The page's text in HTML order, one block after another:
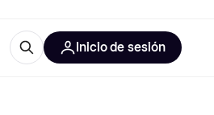
Inicio de sesión